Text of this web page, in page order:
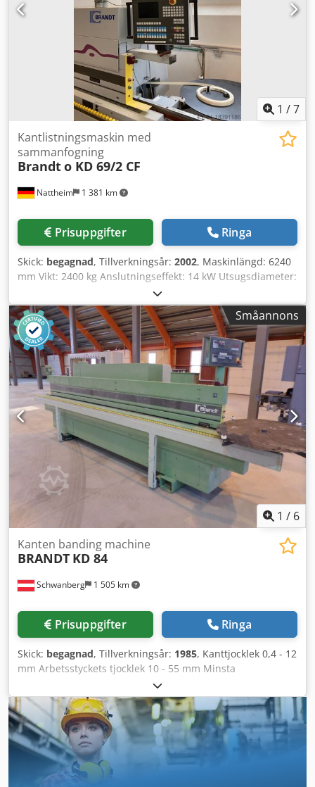
1 /7
Nattheim 1 381 km
Kantlistningsmaskin med
sammanfogning
Brandto KD 69/2 CF
Prisuppgifter Ringa
Skick: begagnad, Tillverkningsår: 2002, Maskinlängd: 6240
mm Vikt: 2400 kg Anslutningseffekt: 14 kW Utsugsdiameter:
120 / 140 mm Lagerort: Nattheim Dkjdpfxevvkfwo Aldsr
Småannons
1 / 6
Schwanberg 1 505 km
Kanten banding machine
BRANDT KD 84
Prisuppgifter Ringa
Skick: begagnad, Tillverkningsår: 1985, Kanttjocklek 0,4 - 12
mm Arbetsstyckets tjocklek 10 - 55 mm Minsta
arbetsstyckslängd 160 mm Minsta arbetsstycksbredd 65
mm Matningshastighet 13 m/min Pneumatisk anslutning 7
bar Total längd 5220 mm Vikt 1950 kg
Uppvärmningsbehållare med Quickmelt smältlimgranulat
Dkedsc Tmygopfx Aldor Limvalsrotation för med- och
motrotation Kantmagasin för PVC-rullmaterial och
remskanter Motorisk övertrycksjustering Pneumatiskt